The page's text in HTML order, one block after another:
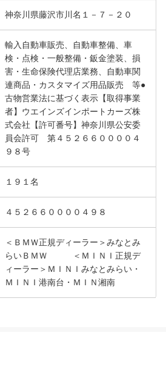
神奈川県藤沢市川名１－７－２０
輸入自動車販売、自動車整備、車
検・点検・一般整備・鈑金塗装、損
害・生命保険代理店業務、自動車関
連商品・カスタマイズ用品販売 等●
古物営業法に基づく表示【取得事業
者】ウエインズインポートカーズ株
式会社【許可番号】神奈川県公安委
員会許可 第４５２６６００００４
９８号
１９１名
４５２６６００００４９８
＜ＢＭＷ正規ディーラー＞みなとみ
らいＢＭＷ ＜ＭＩＮＩ正規デ
ィーラー＞ＭＩＮＩみなとみらい・
ＭＩＮＩ港南台・ＭＩＮ湘南